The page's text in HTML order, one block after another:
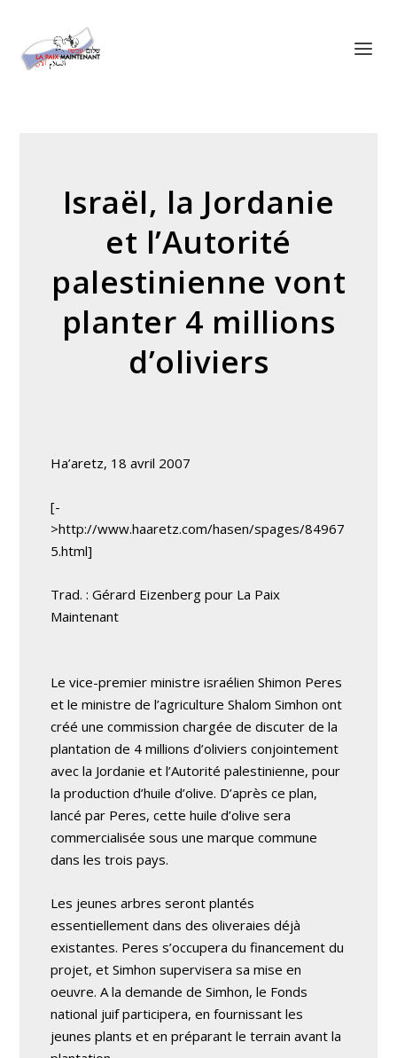
Israël, la Jordanie
et l’Autorité
palestinienne vont
planter 4 millions
d’oliviers
Ha’aretz, 18 avril 2007
[-
>http://www.haaretz.com/hasen/spages/84967
5.html]
Trad. : Gérard Eizenberg pour La Paix
Maintenant
Le vice-premier ministre israélien Shimon Peres
et le ministre de l’agriculture Shalom Simhon ont
créé une commission chargée de discuter de la
plantation de 4 millions d’oliviers conjointement
avec la Jordanie et l’Autorité palestinienne, pour
la production d’huile d’olive. D’après ce plan,
lancé par Peres, cette huile d’olive sera
commercialisée sous une marque commune
dans les trois pays.
Les jeunes arbres seront plantés
essentiellement dans des oliveraies déjà
existantes. Peres s’occupera du financement du
projet, et Simhon supervisera sa mise en
oeuvre. A la demande de Simhon, le Fonds
national juif participera, en fournissant les
jeunes plants et en préparant le terrain avant la